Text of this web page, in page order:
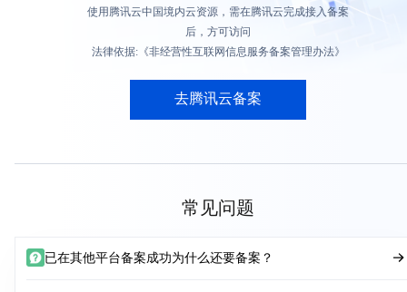
使用腾讯云中国境内云资源，需在腾讯云完成接入备案
后，方可访问
法律依据:《非经营性互联网信息服务备案管理办法》
去腾讯云备案
常见问题
已在其他平台备案成功为什么还要备案？